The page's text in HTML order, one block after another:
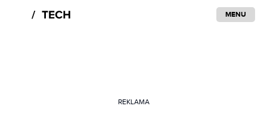
MENU
REKLAMA